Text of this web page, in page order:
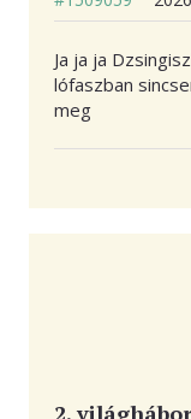
Ja ja ja
lófaszban
meg